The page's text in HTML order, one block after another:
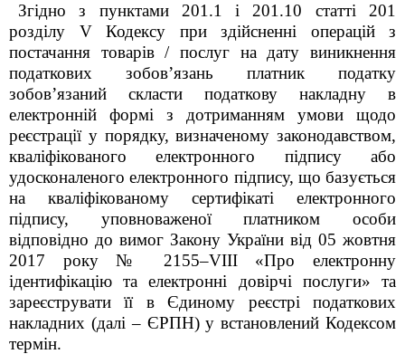
Згідно з пунктами 201.1 і 201.10 статті 201
розділу V Кодексу при здійсненні операцій з
постачання товарів / послуг на дату виникнення
податкових зобов’язань платник податку
зобов’язаний скласти податкову накладну в
електронній формі з дотриманням умови щодо
реєстрації у порядку, визначеному законодавством,
кваліфікованого електронного підпису або
удосконаленого електронного підпису, що базується
на кваліфікованому сертифікаті електронного
підпису, уповноваженої платником особи
відповідно до вимог Закону Українивід 05 жовтня
2017 року № 2155–VIII«Про електронну
ідентифікацію та електронні довірчі послуги» та
зареєструвати її в Єдиному реєстрі податкових
накладних (далі – ЄРПН) у встановлений Кодексом
термін.